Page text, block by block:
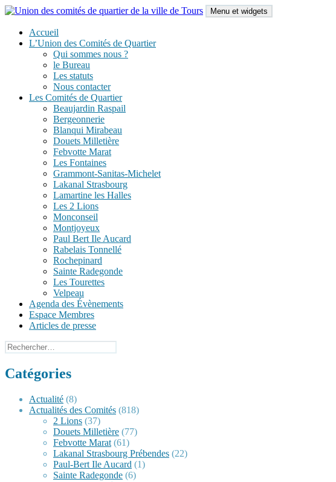
Aller
contenu
Union des comités de quartier de la ville de Tours
Menu et widgets
Accueil
L’Union des Comités de Quartier
Qui sommes nous ?
le Bureau
Les statuts
Nous contacter
Les Comités de Quartier
Beaujardin Raspail
Bergeonnerie
Blanqui Mirabeau
Douets Milletière
Febvotte Marat
Les Fontaines
Grammont-Sanitas-Michelet
Lakanal Strasbourg
Lamartine les Halles
Les 2 Lions
Monconseil
Montjoyeux
Paul Bert Ile Aucard
Rabelais Tonnellé
Rochepinard
Sainte Radegonde
Les Tourettes
Velpeau
Agenda des Évènements
Espace Membres
Articles de presse
Rechercher :
Catégories
Actualité (8)
Actualités des Comités (818)
2 Lions (37)
Douets Milletière (77)
Febvotte Marat (61)
Lakanal Strasbourg Prébendes (22)
Paul-Bert Ile Aucard (1)
Sainte Radegonde (6)